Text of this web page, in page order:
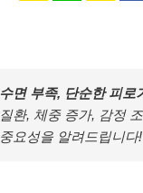
수면 부족, 단순한 피로
질환, 체중 증가, 감정
중요성을 알려드립니다!